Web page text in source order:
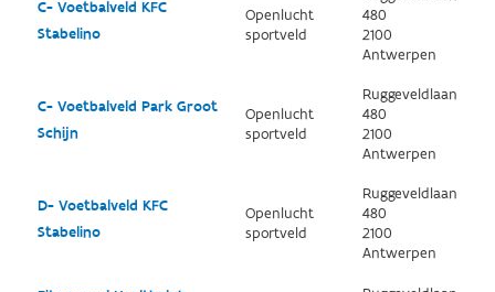
C- Voetbalveld KFC
Stabelino
Openlucht
sportveld
480
2100
Antwerpen
C- Voetbalveld Park Groot
Schijn
Openlucht
sportveld
Ruggeveldlaan
480
2100
Antwerpen
D- Voetbalveld KFC
Stabelino
Openlucht
sportveld
Ruggeveldlaan
480
2100
Antwerpen